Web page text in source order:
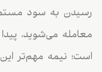
رسیدن به سود
معامله می‌شوید،
است؛ نیمه مهم‌تر